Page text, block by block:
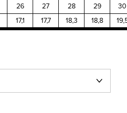
26 27 28 29
30
17,1 17,7 18,3 18,8